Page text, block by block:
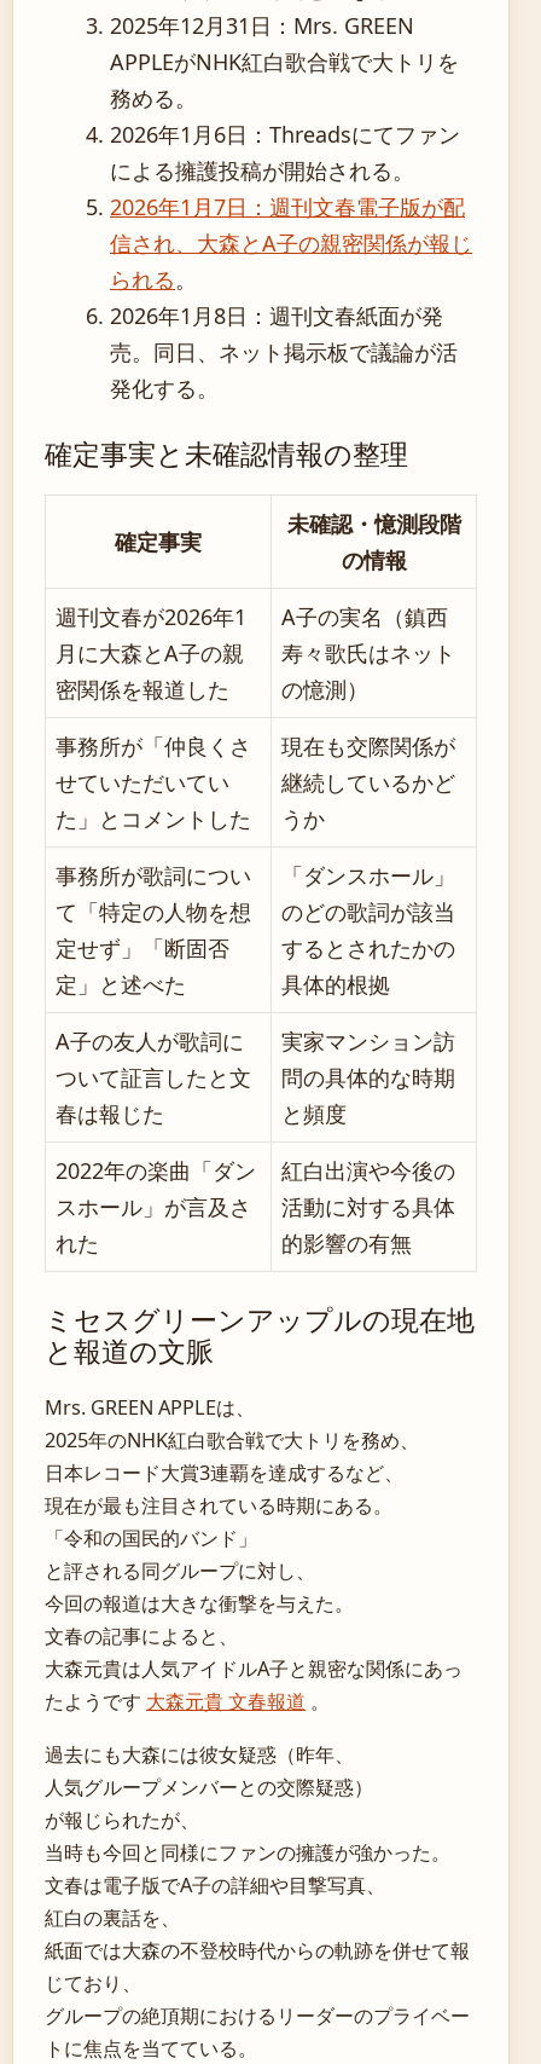
2025年12月31日：Mrs. GREEN
APPLEがNHK紅白歌合戦で大トリを
務める。
2026年1月6日：Threadsにてファン
による擁護投稿が開始される。
2026年1月7日：週刊文春電子版が配
信され、大森とA子の親密関係が報じ
られる。
2026年1月8日：週刊文春紙面が発
売。同日、ネット掲示板で議論が活
発化する。
確定事実と未確認情報の整理
確定事実
未確認・憶測段階
の情報
週刊文春が2026年1
月に大森とA子の親
密関係を報道した
A子の実名（鎮西
寿々歌氏はネット
の憶測）
事務所が「仲良くさ
せていただいてい
た」とコメントした
現在も交際関係が
継続しているかど
うか
事務所が歌詞につい
て「特定の人物を想
定せず」「断固否
定」と述べた
「ダンスホール」
のどの歌詞が該当
するとされたかの
具体的根拠
A子の友人が歌詞に
ついて証言したと文
春は報じた
実家マンション訪
問の具体的な時期
と頻度
2022年の楽曲「ダン
スホール」が言及さ
れた
紅白出演や今後の
活動に対する具体
的影響の有無
ミセスグリーンアップルの現在地
と報道の文脈
Mrs. GREEN APPLEは、
2025年のNHK紅白歌合戦で大トリを務め、
日本レコード大賞3連覇を達成するなど、
現在が最も注目されている時期にある。
「令和の国民的バンド」
と評される同グループに対し、
今回の報道は大きな衝撃を与えた。
文春の記事によると、
大森元貴は人気アイドルA子と親密な関係にあっ
たようです 大森元貴 文春報道 。
過去にも大森には彼女疑惑（昨年、
人気グループメンバーとの交際疑惑）
が報じられたが、
当時も今回と同様にファンの擁護が強かった。
文春は電子版でA子の詳細や目撃写真、
紅白の裏話を、
紙面では大森の不登校時代からの軌跡を併せて報
じており、
グループの絶頂期におけるリーダーのプライベー
トに焦点を当てている。